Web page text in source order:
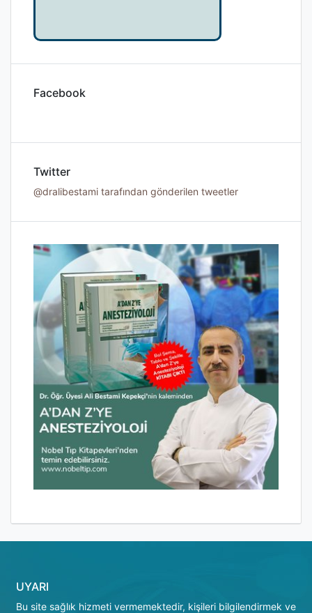
Facebook
Twitter
@dralibestami tarafından gönderilen tweetler
UYARI
Bu site sağlık hizmeti vermemektedir, kişileri bilgilendirmek ve